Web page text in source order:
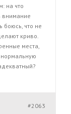
на что
внимание
боюсь, что не
криво.
места,
нормальную
#2063